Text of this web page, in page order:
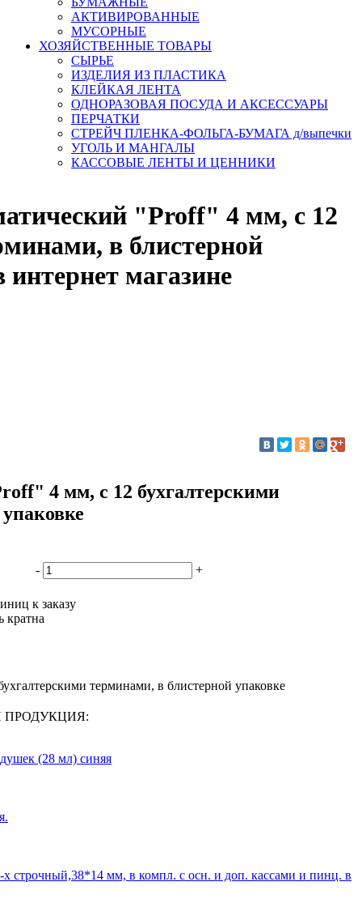
АКТИВИРОВАННЫЕ
МУСОРНЫЕ
ХОЗЯЙСТВЕННЫЕ ТОВАРЫ
СЫРЬЕ
ИЗДЕЛИЯ ИЗ ПЛАСТИКА
КЛЕЙКАЯ ЛЕНТА
ОДНОРАЗОВАЯ ПОСУДА И АКСЕССУАРЫ
ПЕРЧАТКИ
СТРЕЙЧ ПЛЕНКА-ФОЛЬГА-БУМАГА д/выпечки
УГОЛЬ И МАНГАЛЫ
КАССОВЫЕ ЛЕНТЫ И ЦЕННИКИ
"Proff" 4 мм, с 12
в блистерной
интернет магазине
4 мм, с 12 бухгалтерскими
- +
к заказу
кратна
терминами, в блистерной упаковке
ПРОДУКЦИЯ:
(28 мл) синяя
строчный,38*14 мм, в компл. с осн. и доп. кассами и пинц. в